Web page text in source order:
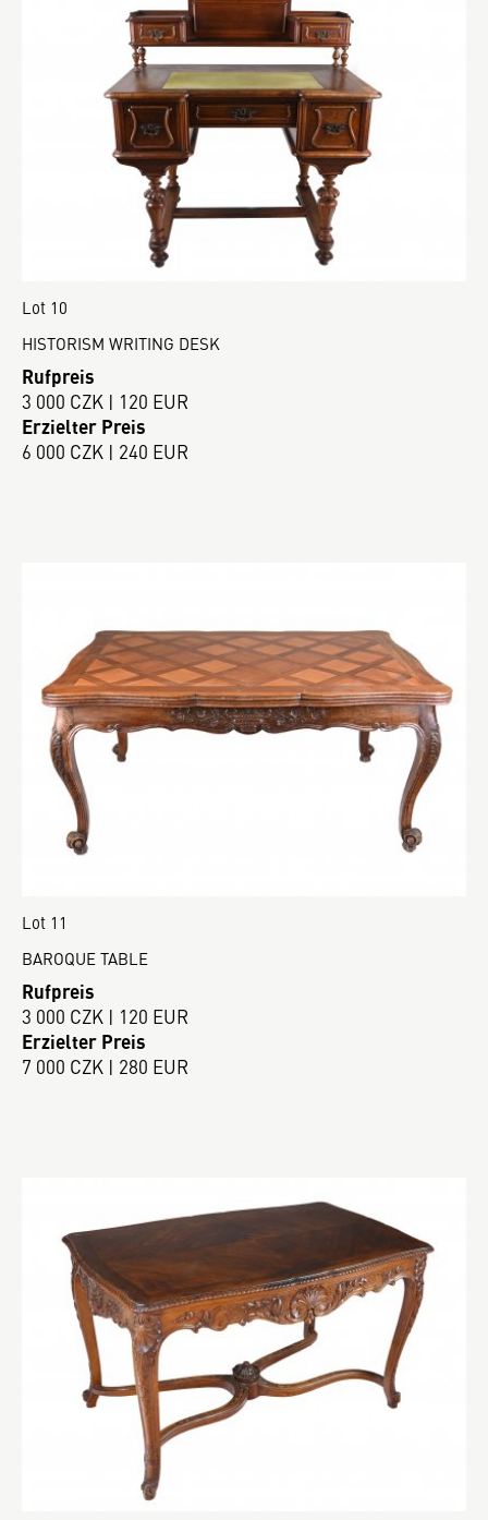
Lot 10
HISTORISM WRITING DESK
Rufpreis
3 000 CZK | 120 EUR
Erzielter Preis
6 000 CZK | 240 EUR
Lot 11
BAROQUE TABLE
Rufpreis
3 000 CZK | 120 EUR
Erzielter Preis
7 000 CZK | 280 EUR